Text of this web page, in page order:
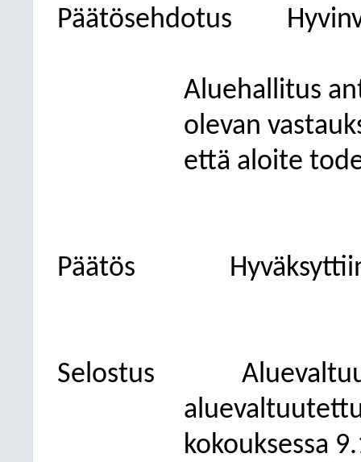
Päätösehdotus
Aluehallitus
olevan
että aloite
Päätös
Selostus
kokouksessa